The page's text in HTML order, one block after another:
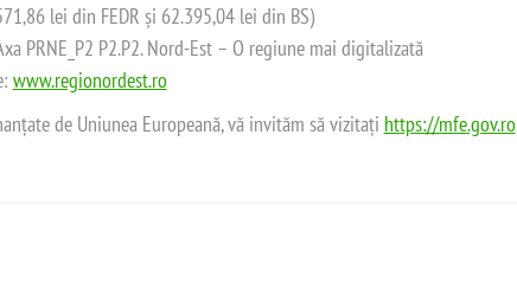
lei din FEDR și 62.395,04 lei din BS)
PRNE_P2 P2.P2. Nord-Est – O regiune mai digitalizată
www.regionordest.ro
de Uniunea Europeană, vă invităm să vizitați https://mfe.gov.ro